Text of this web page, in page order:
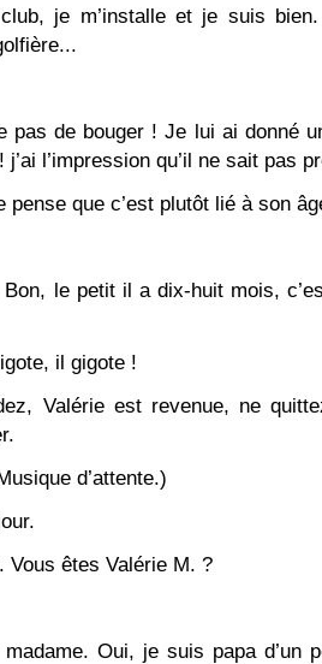
je m’installe et je suis
pas de bouger ! Je lui ai donné
l’impression qu’il ne sait pas
pense que c’est plutôt lié à son
le petit il a dix-huit mois,
il gigote !
Valérie est revenue, ne
d’attente.)
Vous êtes Valérie M. ?
Oui, je suis papa d’un